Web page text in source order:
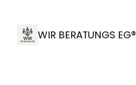
WIR BERATUNGS EG®